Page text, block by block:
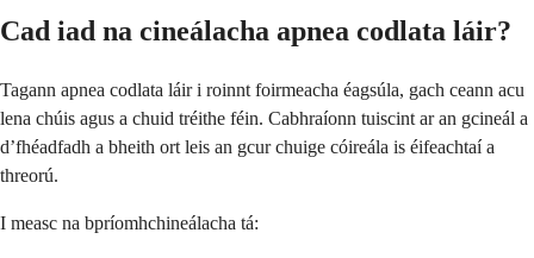
Cad iad na cineálacha apnea codlata láir?
Tagann apnea codlata láir i roinnt foirmeacha éagsúla, gach ceann acu
lena chúis agus a chuid tréithe féin. Cabhraíonn tuiscint ar an gcineál a
d’fhéadfadh a bheith ort leis an gcur chuige cóireála is éifeachtaí a
threorú.
I measc na bpríomhchineálacha tá: